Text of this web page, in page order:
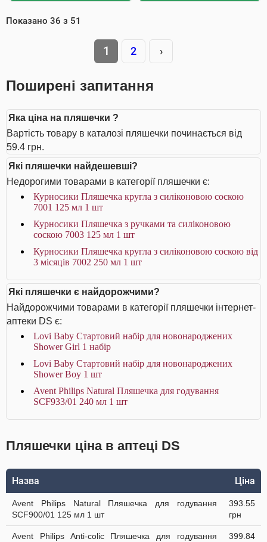
Показано 36 з 51
1 2 ›
Поширені запитання
Яка ціна на пляшечки ?
Вартість товару в каталозі пляшечки починається від
59.4 грн.
Які пляшечки найдешевші?
Недорогими товарами в категорії пляшечки є:
Курносики Пляшечка кругла з силіконовою соскою
7001 125 мл 1 шт
Курносики Пляшечка з ручками та силіконовою
соскою 7003 125 мл 1 шт
Курносики Пляшечка кругла з силіконовою соскою від
3 місяців 7002 250 мл 1 шт
Які пляшечки є найдорожчими?
Найдорожчими товарами в категорії пляшечки інтернет-
аптеки DS є:
Lovi Baby Стартовий набір для новонароджених
Shower Girl 1 набір
Lovi Baby Стартовий набір для новонароджених
Shower Boy 1 шт
Avent Philips Natural Пляшечка для годування
SCF933/01 240 мл 1 шт
Пляшечки ціна в аптеці DS
Назва Ціна
Avent Philips Natural Пляшечка для годування
SCF900/01 125 мл 1 шт
393.55
грн
Avent Philips Anti-colic Пляшечка для годування
399.84